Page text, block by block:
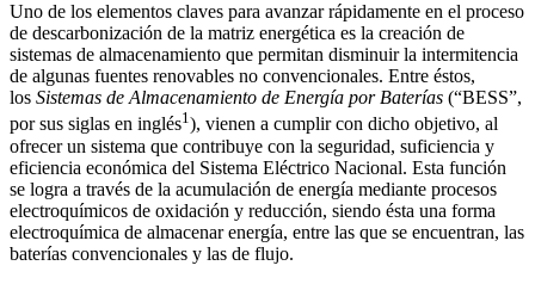
Uno de los elementos claves para avanzar rápidamente en el proceso
de descarbonización de la matriz energética es la creación de
sistemas de almacenamiento que permitan disminuir la intermitencia
de algunas fuentes renovables no convencionales. Entre éstos,
los Sistemas de Almacenamiento de Energía por Baterías (“BESS”,
por sus siglas en inglés1), vienen a cumplir con dicho objetivo, al
ofrecer un sistema que contribuye con la seguridad, suficiencia y
eficiencia económica del Sistema Eléctrico Nacional. Esta función
se logra a través de la acumulación de energía mediante procesos
electroquímicos de oxidación y reducción, siendo ésta una forma
electroquímica de almacenar energía, entre las que se encuentran, las
baterías convencionales y las de flujo.